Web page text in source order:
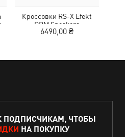
Кроссовки RS-X Efekt
PRM Sneakers
6490,00 ₴
ПОДПИСЧИКАМ, ЧТОБЫ
НА ПОКУПКУ